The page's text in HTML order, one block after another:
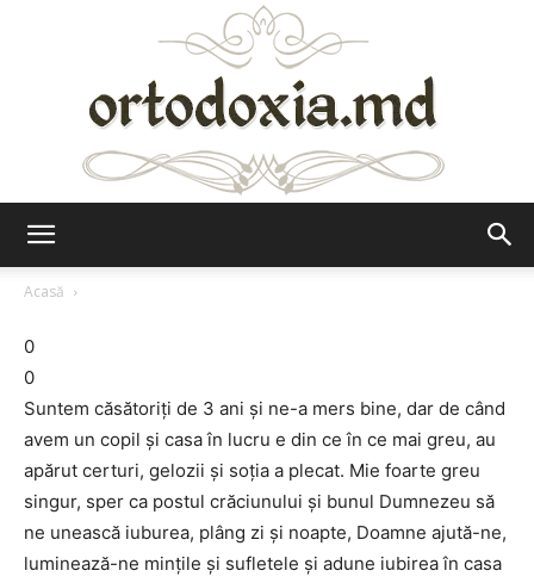
Acasă
0
0
Suntem căsătoriţi de 3 ani şi ne-a mers bine, dar de când
avem un copil şi casa în lucru e din ce în ce mai greu, au
apărut certuri, gelozii şi soţia a plecat. Mie foarte greu
singur, sper ca postul crăciunului şi bunul Dumnezeu să
ne unească iuburea, plâng zi şi noapte, Doamne ajută-ne,
luminează-ne minţile şi sufletele şi adune iubirea în casa